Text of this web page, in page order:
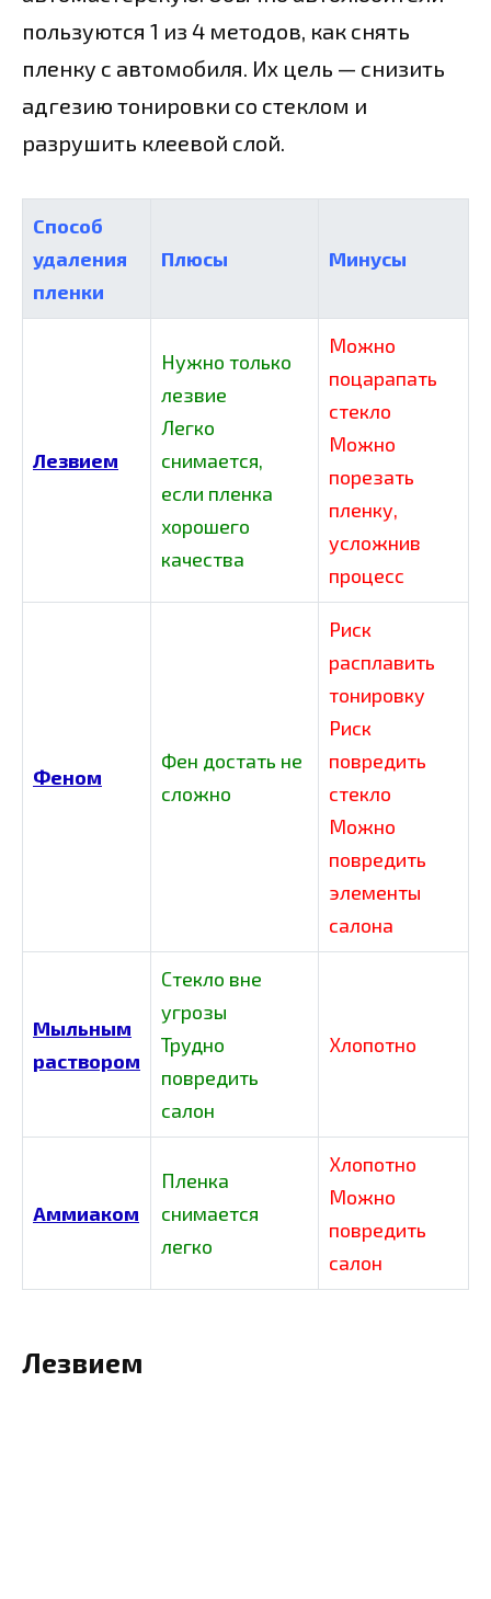
пользуются 1 из 4 методов, как снять
пленку с автомобиля. Их цель — снизить
адгезию тонировки со стеклом и
разрушить клеевой слой.
Способ
удаления
пленки
Плюсы Минусы
Лезвием
Нужно только
лезвие
Легко
снимается,
если пленка
хорошего
качества
Можно
поцарапать
стекло
Можно
порезать
пленку,
усложнив
процесс
Феном
Фен достать не
сложно
Риск
расплавить
тонировку
Риск
повредить
стекло
Можно
повредить
элементы
салона
Мыльным
раствором
Стекло вне
угрозы
Трудно
повредить
салон
Хлопотно
Аммиаком
Пленка
снимается
легко
Хлопотно
Можно
повредить
салон
Лезвием